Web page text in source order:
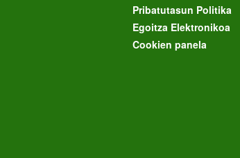
Pribatutasun Politika
Egoitza Elektronikoa
Cookien panela